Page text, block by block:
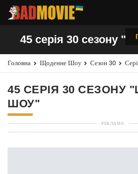
45 серія 30 сезону
Головна Щоденне Шоу Сезон 30
45 СЕРІЯ 30 СЕЗОНУ
ШОУ"
РЕКЛАМА